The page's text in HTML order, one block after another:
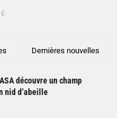
Dernières nouvelles
découvre un champ
nid d’abeille